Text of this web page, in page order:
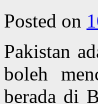
Posted on
Pakistan
boleh
berada di